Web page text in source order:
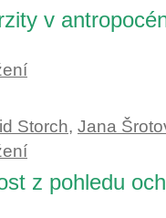
v
Storch, Jana
z pohledu